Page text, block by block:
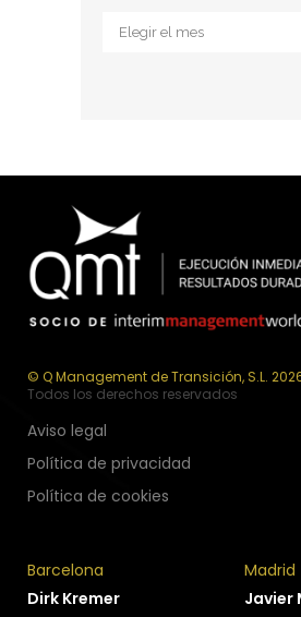
Archivos
© Q Management de Transición, S.L.
Todos los derechos reservados
Aviso legal
Política de privacidad
Política de cookies
Barcelona
Dirk Kremer
Madrid
Javier